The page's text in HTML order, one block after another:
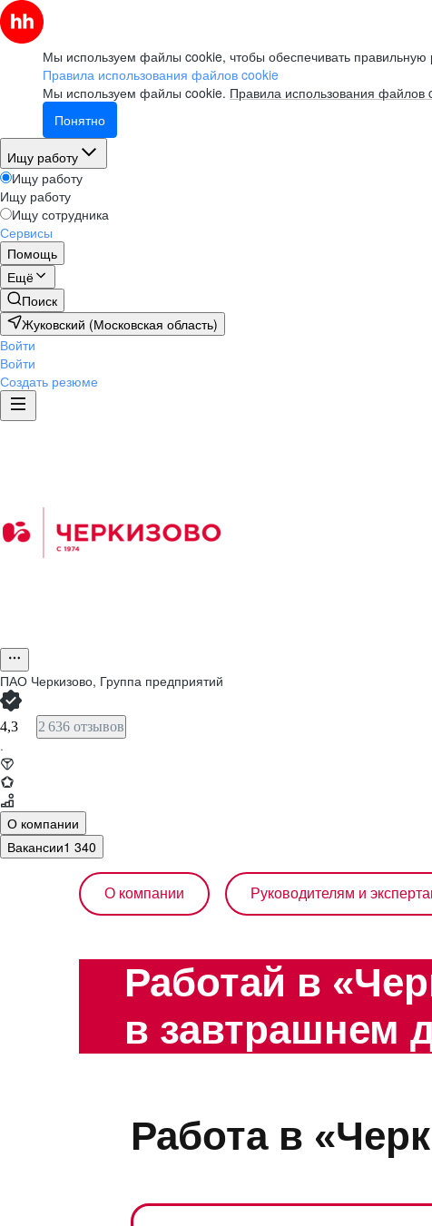
Мы используем файлы cookie, чтобы обеспечивать правильную
Правила использования файлов cookie
Мы используем файлы cookie. Правила использования файлов
Понятно
Ищу работу
Ищу работу
Ищу работу
Ищу сотрудника
Сервисы
Помощь
Ещё
Поиск
Жуковский (Московская область)
Войти
Войти
Создать резюме
ПАО Черкизово, Группа предприятий
4,3 2 636 отзывов
·
О компании
Вакансии1 340
О компании Руководителям и
Работай в
в завтрашнем
Работа в